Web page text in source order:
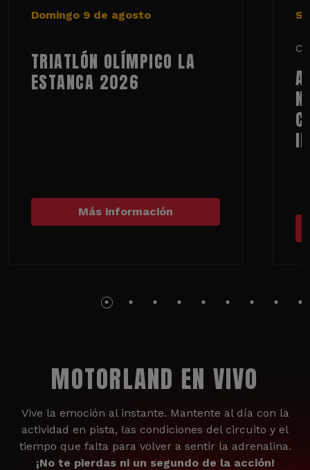
Domingo 9 de agosto
TRIATLÓN OLÍMPICO LA
ESTANCA 2026
Más información
MOTORLAND EN VIVO
Vive la emoción al instante. Mantente al día con la
actividad en pista, las condiciones del circuito y el
tiempo que falta para volver a sentir la adrenalina.
¡No te pierdas ni un segundo de la acción!